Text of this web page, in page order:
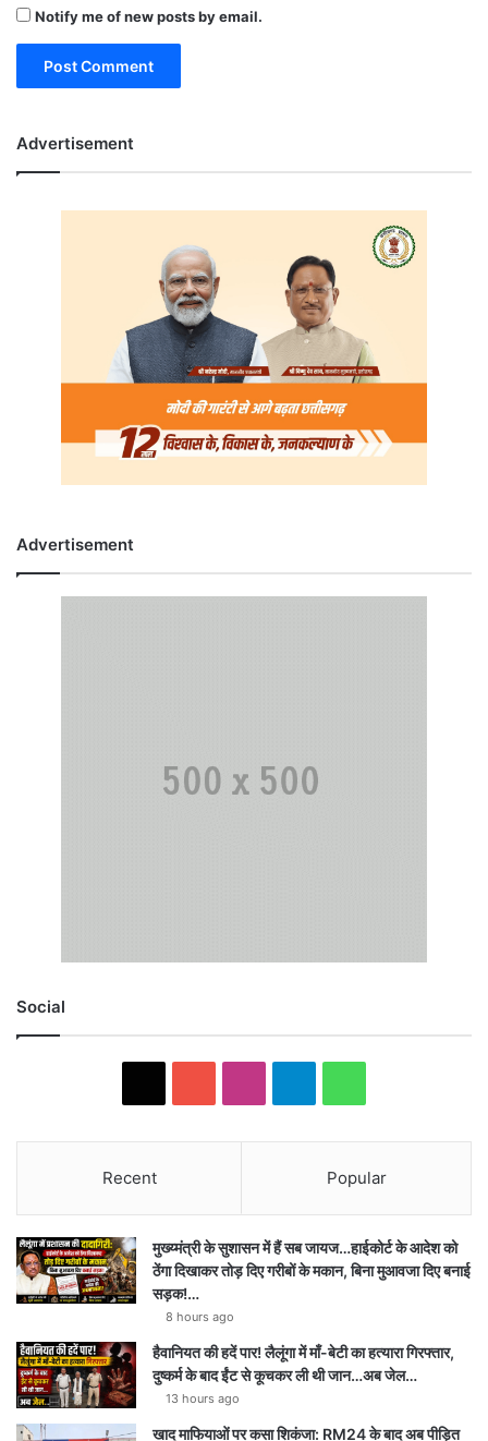
Notify me of new posts by email.
Advertisement
Advertisement
Social
T
u
e
t
a
r
a
m
e
g
a
m
a
t
s
p
p
Recent Popular
मुख्य्मंत्री के सुशासन में हैं सब जायज…हाईकोर्ट के आदेश को
ठेंगा दिखाकर तोड़ दिए गरीबों के मकान, बिना मुआवजा दिए बनाई
सड़क!…
8 hours ago
हैवानियत की हदें पार! लैलूंगा में माँ-बेटी का हत्यारा गिरफ्तार,
दुष्कर्म के बाद ईंट से कूचकर ली थी जान…अब जेल…
13 hours ago
खाद माफियाओं पर कसा शिकंजा: RM24 के बाद अब पीड़ित